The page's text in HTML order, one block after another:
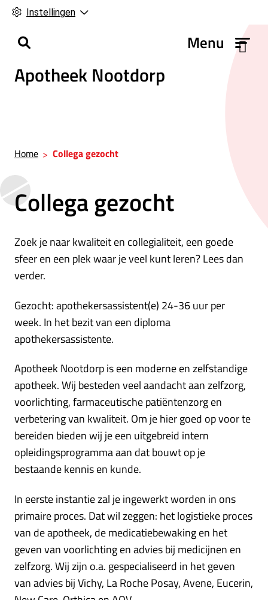
Instellingen
Apotheek Nootdorp
o
f
Menu
Home Collega gezocht
Collega gezocht
Zoek je naar kwaliteit en collegialiteit, een goede
sfeer en een plek waar je veel kunt leren? Lees dan
verder.
Gezocht: apothekersassistent(e) 24-36 uur per
week. In het bezit van een diploma
apothekersassistente.
Apotheek Nootdorp is een moderne en zelfstandige
apotheek. Wij besteden veel aandacht aan zelfzorg,
voorlichting, farmaceutische patiëntenzorg en
verbetering van kwaliteit. Om je hier goed op voor te
bereiden bieden wij je een uitgebreid intern
opleidingsprogramma aan dat bouwt op je
bestaande kennis en kunde.
In eerste instantie zal je ingewerkt worden in ons
primaire proces. Dat wil zeggen: het logistieke proces
van de apotheek, de medicatiebewaking en het
geven van voorlichting en advies bij medicijnen en
zelfzorg. Wij zijn o.a. gespecialiseerd in het geven
van advies bij Vichy, La Roche Posay, Avene, Eucerin,